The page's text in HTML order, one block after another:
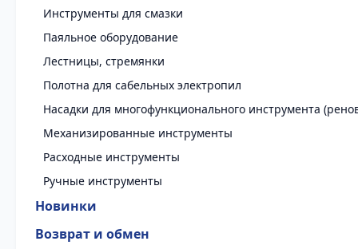
Инструменты для смазки
Паяльное оборудование
Лестницы, стремянки
Полотна для сабельных электропил
Насадки для многофункционального инструмента
Механизированные инструменты
Расходные инструменты
Ручные инструменты
Новинки
Возврат и обмен